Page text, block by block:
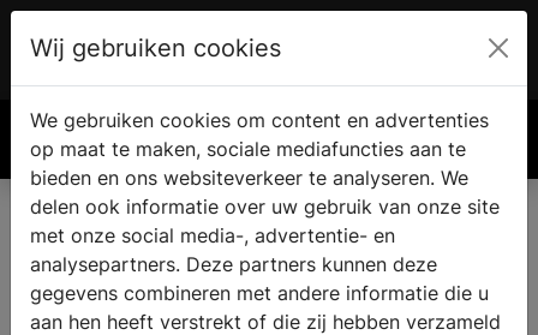
€ 0.00
Wij gebruiken cookies
We gebruiken cookies om content en advertenties
op maat te maken, sociale mediafuncties aan te
bieden en ons websiteverkeer te analyseren. We
delen ook informatie over uw gebruik van onze site
met onze social media-, advertentie- en
analysepartners. Deze partners kunnen deze
gegevens combineren met andere informatie die u
aan hen heeft verstrekt of die zij hebben verzameld